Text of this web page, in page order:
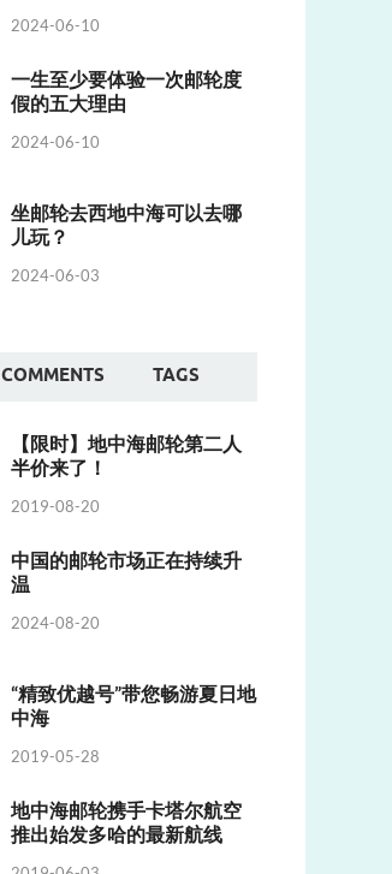
2024-06-10
一生至少要体验一次邮轮度
假的五大理由
2024-06-10
坐邮轮去西地中海可以去哪
儿玩？
2024-06-03
COMMENTS TAGS
【限时】地中海邮轮第二人
半价来了！
2019-08-20
中国的邮轮市场正在持续升
温
2024-08-20
“精致优越号”带您畅游夏日地
中海
2019-05-28
地中海邮轮携手卡塔尔航空
推出始发多哈的最新航线